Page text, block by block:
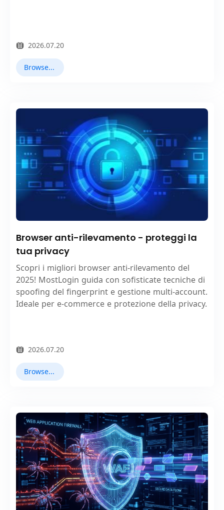
2026.07.20
Browser Virtuale
Browser anti-rilevamento - proteggi la
tua privacy
Scopri i migliori browser anti-rilevamento del
2025! MostLogin guida con sofisticate tecniche di
spoofing del fingerprint e gestione multi-account.
Ideale per e-commerce e protezione della privacy.
2026.07.20
Browser Antidetect